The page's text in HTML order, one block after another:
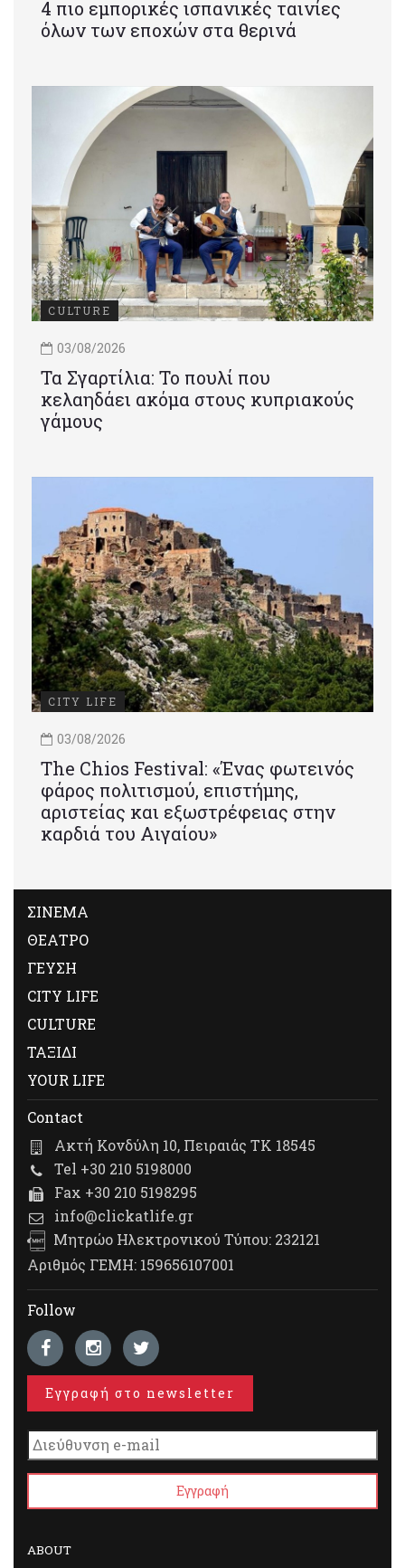
4 πιο εμπορικές ισπανικές ταινίες
όλων των εποχών στα θερινά
CULTURE
03/08/2026
Τα Σγαρτίλια: Το πουλί που
κελαηδάει ακόμα στους κυπριακούς
γάμους
CITY LIFE
03/08/2026
Τhe Chios Festival: «Ένας φωτεινός
φάρος πολιτισμού, επιστήμης,
αριστείας και εξωστρέφειας στην
καρδιά του Αιγαίου»
ΣΙΝΕΜΑ
ΘΕΑΤΡΟ
ΓΕΥΣΗ
CITY LIFE
CULTURE
ΤΑΞΙΔΙ
YOUR LIFE
Contact
Ακτή Κονδύλη 10, Πειραιάς ΤΚ 18545
Tel +30 210 5198000
Fax +30 210 5198295
info@clickatlife.gr
Μητρώο Ηλεκτρονικού Τύπου: 232121
Αριθμός ΓΕΜΗ: 159656107001
Follow
Εγγραφή στο newsletter
ABOUT